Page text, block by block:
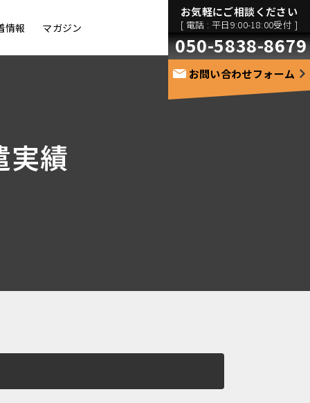
情報 マガジン
お気軽にご相談ください
[ 電話 : 平日9:00-18:00受付 ]
050-5838-8679
お問い合わせフォーム
実績